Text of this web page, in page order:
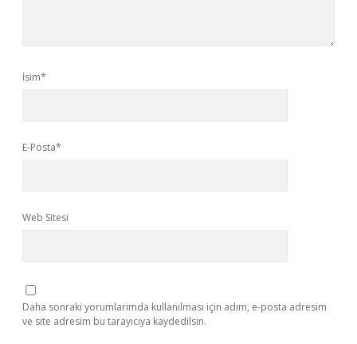
İsim*
E-Posta*
Web Sitesi
Daha sonraki yorumlarımda kullanılması için adım, e-posta adresim
ve site adresim bu tarayıcıya kaydedilsin.